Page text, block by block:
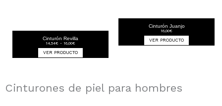
Cinturón Revilla
14,54€ - 16,00€Rango
precios:
desde
14,54€
VER PRODUCTO
Cinturón Juanjo
16,00€
VER PRODUCTO
Cinturones de piel para hombres